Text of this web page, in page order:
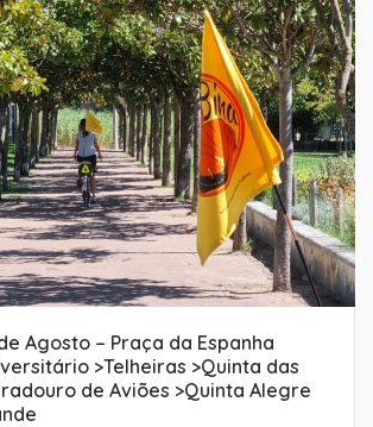
Agosto – Praça da Espanha
>Telheiras >Quinta das
de Aviões >Quinta Alegre